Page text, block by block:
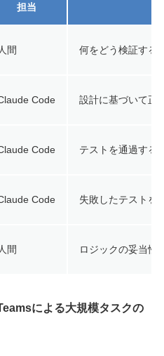
担当
人間 何をどう検証する
Code 設計に基づいて正
Code テストを通過する
Code 失敗したテストを
人間 ロジックの妥当性
による大規模タスクの